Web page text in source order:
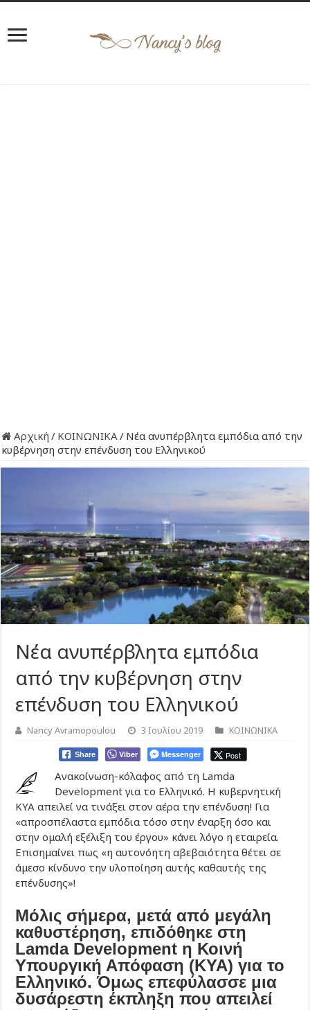
Αρχική / ΚΟΙΝΩΝΙΚΑ/ Νέα ανυπέρβλητα εμπόδια από την
κυβέρνηση στην επένδυση του Ελληνικού
Νέα ανυπέρβλητα εμπόδια
από την κυβέρνηση στην
επένδυση του Ελληνικού
Nancy Avramopoulou 3 Ιουλίου 2019 ΚΟΙΝΩΝΙΚΑ
Share Viber Messenger Post
Ανακοίνωση-κόλαφος από τη Lamda
Development για το Ελληνικό. Η κυβερνητική
ΚΥΑ απειλεί να τινάξει στον αέρα την επένδυση! Για
«απροσπέλαστα εμπόδια τόσο στην έναρξη όσο και
στην ομαλή εξέλιξη του έργου» κάνει λόγο η εταιρεία.
Επισημαίνει πως «η αυτονόητη αβεβαιότητα θέτει σε
άμεσο κίνδυνο την υλοποίηση αυτής καθαυτής της
επένδυσης»!
Μόλις σήμερα, μετά από μεγάλη
καθυστέρηση, επιδόθηκε στη
Lamda Development η Κοινή
Υπουργική Απόφαση (ΚΥΑ) για το
Ελληνικό. Όμως επεφύλασσε μια
δυσάρεστη έκπληξη που απειλεί